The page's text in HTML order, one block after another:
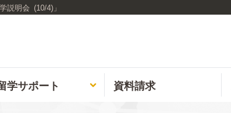
説明会 (10/4)」
学サポート  資料請求